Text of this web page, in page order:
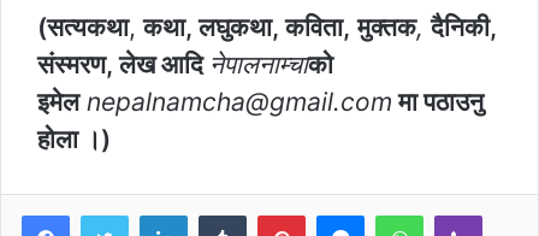
(सत्यकथा,कथा, लघुकथा, कविता, मुक्तक,दैनिकी,
संस्मरण, लेख आदि नेपालनाम्चाको
इमेलnepalnamcha@gmail.com मा पठाउनु
होला ।)
LinkedInTumblrPinterestMessenger
WhatsApp
Viber